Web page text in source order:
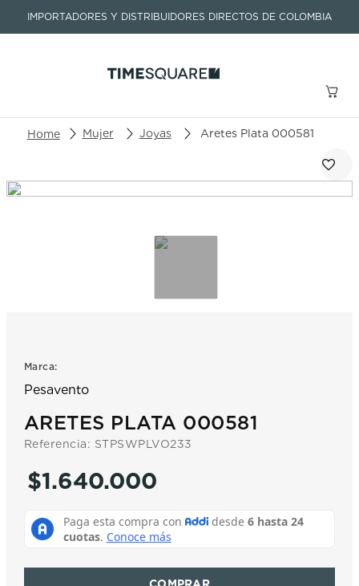
IMPORTADORES Y DISTRIBUIDORES DIRECTOS DE COLOMBIA
Buscar un producto o artículo
Mujer Joyas Aretes Plata 000581
Marca:
Pesavento
ARETES PLATA 000581
Referencia: STPSWPLVO233
$1.640.000
TÉRMINOS MÁS BUSCADOS
1.
seastar
9.
hamilton